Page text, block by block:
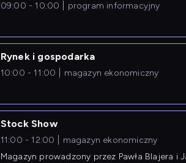
09:00 - 10:00 program informacyjny
Rynek i gospodarka
10:00 - 11:00 magazyn ekonomiczny
Stock Show
11:00 - 12:00
magazyn ekonomiczny
Magazyn prowadzony przez Pawła Blajera i